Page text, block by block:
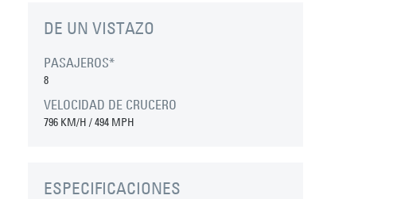
DE UN VISTAZO
PASAJEROS*
8
VELOCIDAD DE CRUCERO
796 KM/H / 494 MPH
ESPECIFICACIONES